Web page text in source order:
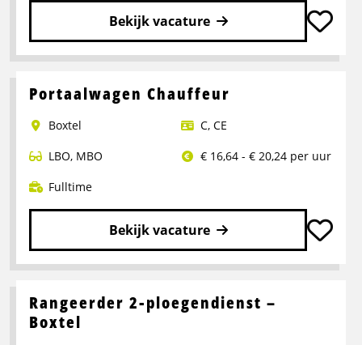
Bekijk vacature
Lees
over
CE
Portaalwagen Chauffeur
Boxtel C, CE
LBO, MBO
€ 16,64 - € 20,24 per uur
Fulltime
Bekijk vacature
Lees
over
Portaalwagen
Rangeerder 2-ploegendienst –
Boxtel